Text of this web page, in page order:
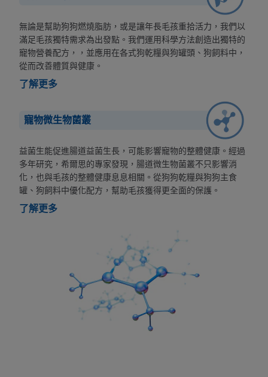
無論是幫助狗狗燃燒脂肪，或是讓年長毛孩重拾活力，我們以
滿足毛孩獨特需求為出發點。我們運用科學方法創造出獨特的
寵物營養配方，，並應用在各式狗乾糧與狗罐頭、狗飼料中，
從而改善體質與健康。
了解更多
寵物微生物菌叢
益菌生能促進腸道益菌生長，可能影響寵物的整體健康。經過
多年研究，希爾思的專家發現，腸道微生物菌叢不只影響消
化，也與毛孩的整體健康息息相關。從狗狗乾糧與狗狗主食
罐、狗飼料中優化配方，幫助毛孩獲得更全面的保護。
了解更多